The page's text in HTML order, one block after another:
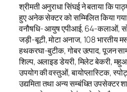
श्रीमती अनुराधा सिंघई ने बताया कि
हुए अनेक सेक्टर को सम्मिलित किया
वनौषधि- आयुष एपीआई, 64-कलाओं,
जड़ी-बूटी, मोटा अनाज, 108 भारतीय
हथकरघा-बुटीक, गोबर उत्पाद, पूजन
शिल्प, अलाइड डेयरी, मिलेट बेकरी,
उपयोग की वस्तुओं, बायोप्लास्टिक,
उद्यमिता तथा अन्य सम्बंधित उपसेक्टर